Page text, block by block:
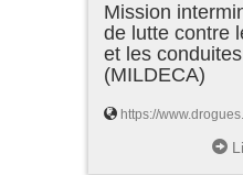
Mission
de lutte contre
et les
(MILDECA)
https://